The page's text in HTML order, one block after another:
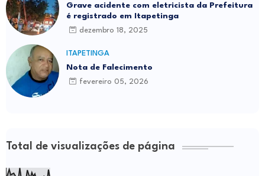
Grave acidente com eletricista da Prefeitura
é registrado em Itapetinga
dezembro 18, 2025
ITAPETINGA
Nota de Falecimento
fevereiro 05, 2026
Total de visualizações de página